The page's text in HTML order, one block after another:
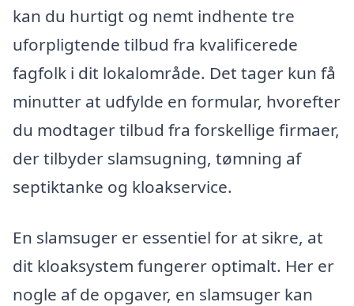
kan du hurtigt og nemt indhente tre
uforpligtende tilbud fra kvalificerede
fagfolk i dit lokalområde. Det tager kun få
minutter at udfylde en formular, hvorefter
du modtager tilbud fra forskellige firmaer,
der tilbyder slamsugning, tømning af
septiktanke og kloakservice.
En slamsuger er essentiel for at sikre, at
dit kloaksystem fungerer optimalt. Her er
nogle af de opgaver, en slamsuger kan